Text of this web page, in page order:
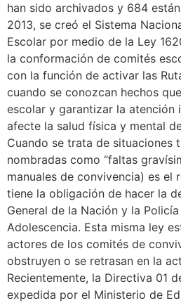
han sido archivados y 684
2013, se creó el Sistema
Escolar por medio de la Ley
la conformación de comités
con la función de activar las
cuando se conozcan hechos
escolar y garantizar la atención
afecte la salud física y mental
Cuando se trata de situaciones
nombradas como “faltas
manuales de convivencia) es el
tiene la obligación de hacer la
General de la Nación y la
Adolescencia. Esta misma ley
actores de los comités de
obstruyen o se retrasan en la
Recientemente, la Directiva 01
expedida por el Ministerio de